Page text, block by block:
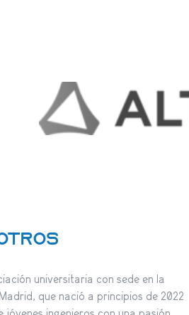
universitaria con sede en la
que nació a principios de 2022